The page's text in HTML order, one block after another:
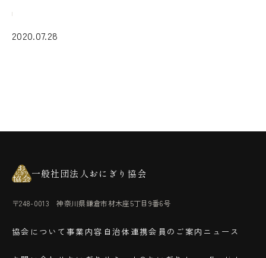
2020.07.28
一般社団法人おにぎり協会
〒248-0013 神奈川県鎌倉市材木座5丁目9番6号
協会について事業内容 自治体連携会員のご案内 ニュース